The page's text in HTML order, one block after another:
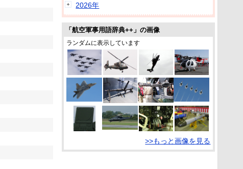
2026年
「航空軍事用語辞典++」の画像
ランダムに表示しています
>>もっと画像を見る